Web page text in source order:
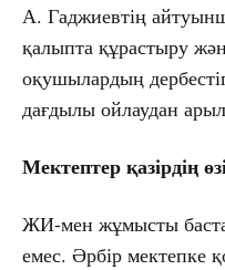
А. Гаджиевтің
қалыпта құрастыру
оқушылардың
дағдылы ойлаудан
Мектептер қазірдің
ЖИ-мен жұмысты
емес. Әрбір мектепке